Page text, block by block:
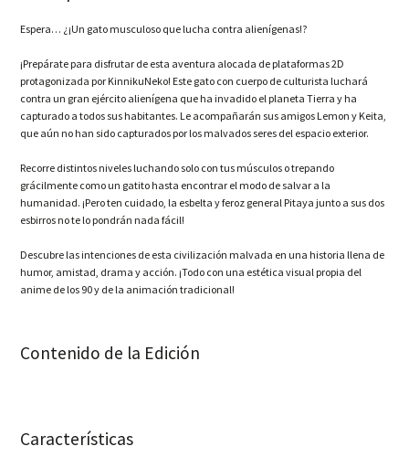
Espera… ¿¡Un gato musculoso que lucha contra alienígenas!?
¡Prepárate para disfrutar de esta aventura alocada de plataformas 2D
protagonizada por KinnikuNeko! Este gato con cuerpo de culturista luchará
contra un gran ejército alienígena que ha invadido el planeta Tierra y ha
capturado a todos sus habitantes. Le acompañarán sus amigos Lemon y Keita,
que aún no han sido capturados por los malvados seres del espacio exterior.
Recorre distintos niveles luchando solo con tus músculos o trepando
grácilmente como un gatito hasta encontrar el modo de salvar a la
humanidad. ¡Pero ten cuidado, la esbelta y feroz general Pitaya junto a sus dos
esbirros no te lo pondrán nada fácil!
Descubre las intenciones de esta civilización malvada en una historia llena de
humor, amistad, drama y acción. ¡Todo con una estética visual propia del
anime de los 90 y de la animación tradicional!
Contenido de la Edición
Características